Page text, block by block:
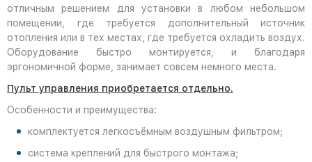
отличным решением для установки в любом небольшом
помещении, где требуется дополнительный источник
отопления или в тех местах, где требуется охладить воздух.
Оборудование быстро монтируется, и благодаря
эргономичной форме, занимает совсем немного места.
Пульт управления приобретается отдельно.
Особенности и преимущества:
комплектуется легкосъёмным воздушным фильтром;
система креплений для быстрого монтажа;